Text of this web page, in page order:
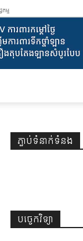
ម្ម
ភ្ជាប់ទំនាក់ទំនង
បច្ចេកវិទ្យា